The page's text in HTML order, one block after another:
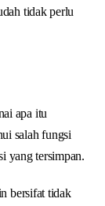
tidak perlu
apa itu
salah fungsi
yang tersimpan.
bersifat tidak